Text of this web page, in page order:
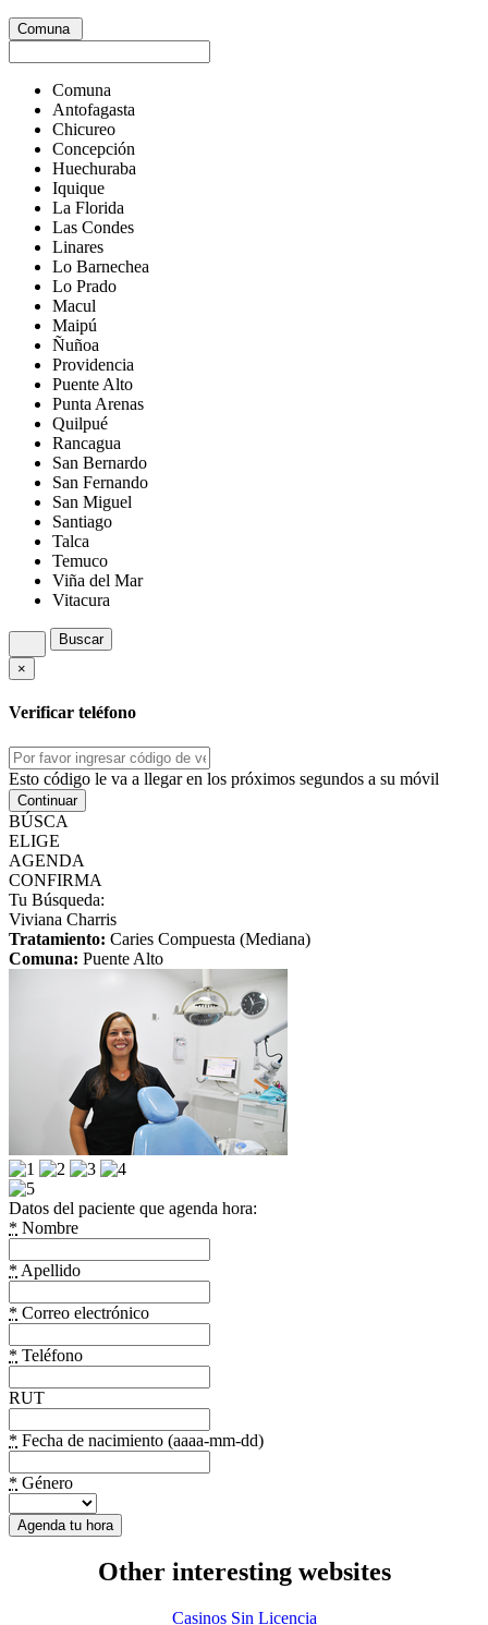
Comuna
Comuna
Antofagasta
Chicureo
Concepción
Huechuraba
Iquique
La Florida
Las Condes
Linares
Lo Barnechea
Lo Prado
Macul
Maipú
Ñuñoa
Providencia
Puente Alto
Punta Arenas
Quilpué
Rancagua
San Bernardo
San Fernando
San Miguel
Santiago
Talca
Temuco
Viña del Mar
Vitacura
Buscar
×
Verificar teléfono
Esto código le va a llegar en los próximos segundos a su móvil
Continuar
BÚSCA
ELIGE
AGENDA
CONFIRMA
Tu Búsqueda:
Viviana Charris
Tratamiento: Caries Compuesta (Mediana)
Comuna: Puente Alto
Datos del paciente que agenda hora:
* Nombre
* Apellido
* Correo electrónico
* Teléfono
RUT
* Fecha de nacimiento (aaaa-mm-dd)
* Género
Other interesting websites
Casinos Sin Licencia